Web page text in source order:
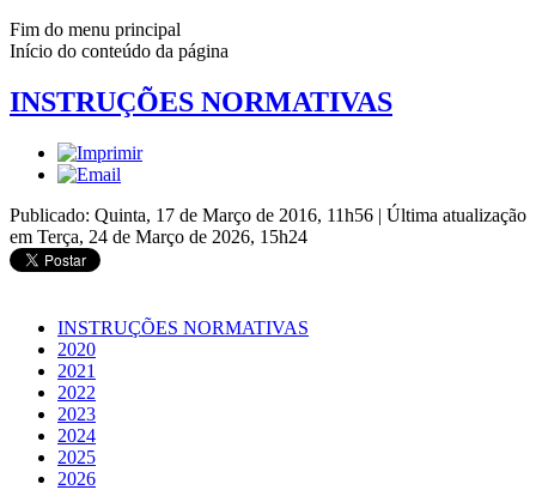
Fim do menu principal
Início do conteúdo da página
INSTRUÇÕES NORMATIVAS
Publicado: Quinta, 17 de Março de 2016, 11h56 | Última atualização
em Terça, 24 de Março de 2026, 15h24
INSTRUÇÕES NORMATIVAS
2020
2021
2022
2023
2024
2025
2026